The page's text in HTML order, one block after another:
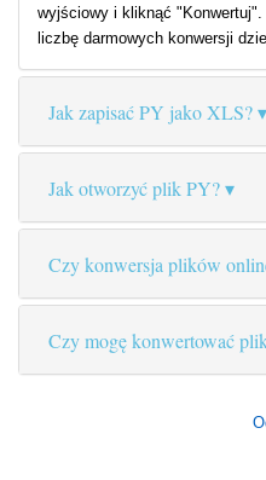
wyjściowy i kliknąć "Konwertuj".
liczbę darmowych konwersji
Jak zapisać PY jako XLS?
Jak otworzyć plik PY?
Czy konwersja plików
Czy mogę konwertować